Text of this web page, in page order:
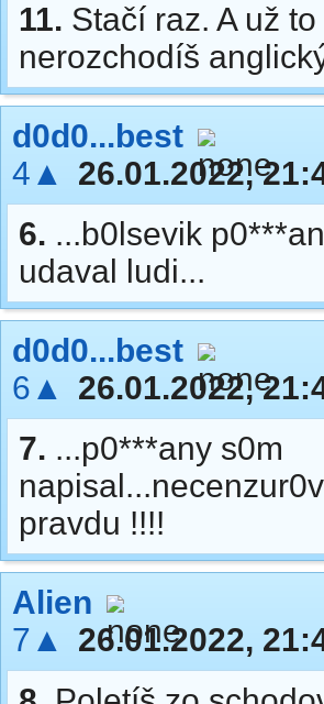
11. Stačí raz. A už to
nerozchodíš
d0d0...best
4▲
26.01.2022,
6. ...b0lsevik
udaval ludi...
d0d0...best
6▲
26.01.2022,
7. ...p0***any s0m
pravdu !!!!
Alien
7▲
26.01.2022,